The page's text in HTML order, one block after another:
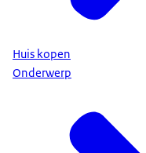
Huis kopen
Onderwerp